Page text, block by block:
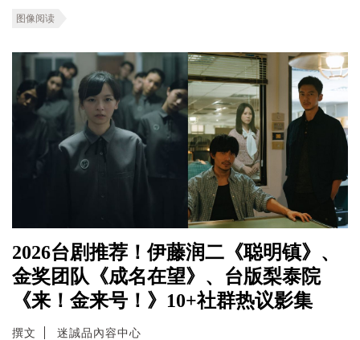
图像阅读
2026台剧推荐！伊藤润二《聪明镇》、
金奖团队《成名在望》、台版梨泰院
《来！金来号！》10+社群热议影集
撰文 迷誠品內容中心